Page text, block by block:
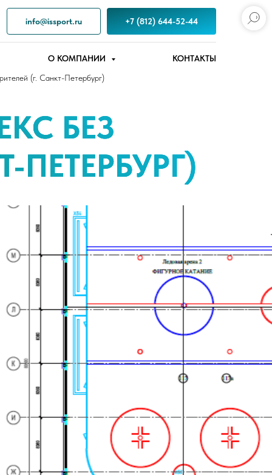
info@issport.ru +7 (812) 644-52-44
О КОМПАНИИ
КОНТАКТЫ
(г. Санкт-Петербург)
БЕЗ
ПЕТЕРБУРГ)